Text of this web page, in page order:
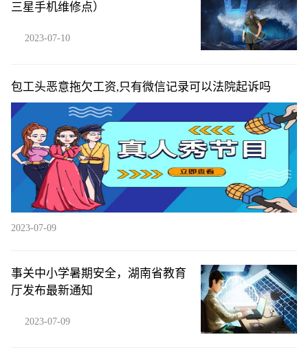
三星手机维修点）
2023-07-10
包工头恶意拖欠工资,只有微信记录可以法院起诉吗
2023-07-09
事关中小学暑期安全，湖南省教育
厅发布最新通知
2023-07-09